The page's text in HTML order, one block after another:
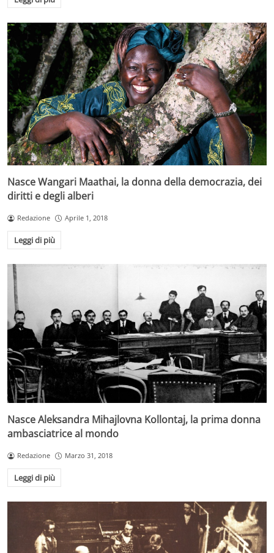
Nasce Wangari Maathai, la donna della democrazia, dei
diritti e degli alberi
Redazione Aprile 1, 2018
Leggi di più
Nasce Aleksandra Mihajlovna Kollontaj, la prima donna
ambasciatrice al mondo
Redazione Marzo 31, 2018
Leggi di più